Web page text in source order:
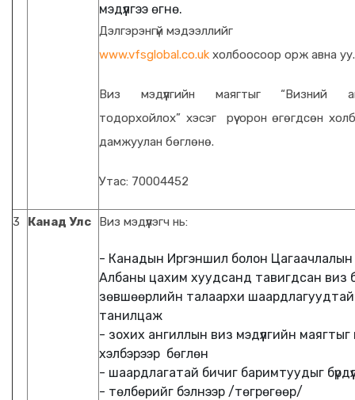
мэдүүлгээ өгнө.
Дэлгэрэнгүй мэдээллийг
www.vfsglobal.co.uk холбоосоор орж авна уу.
Виз мэдүүлгийн маягтыг “Визний
тодорхойлох” хэсэг рүү орон өгөгдсөн
дамжуулан бөглөнө.
Утас: 70004452
3 Канад Улс Виз мэдүүлэгч нь:
- Канадын Иргэншил болон Цагаачлалын
Албаны цахим хуудсанд тавигдсан виз
зөвшөөрлийн талаархи шаардлагуудтай
танилцаж
- зохих ангиллын виз мэдүүлгийн
хэлбэрээр бөглөн
- шаардлагатай бичиг баримтуудыг
- төлбөрийг бэлнээр /төгрөгөөр/